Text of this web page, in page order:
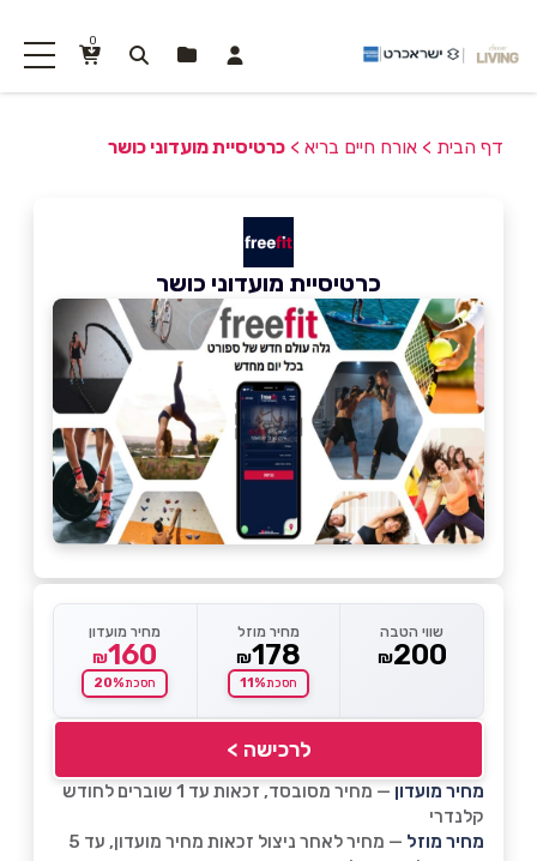
0
דף הבית > אורח חיים בריא > כרטיסיית מועדוני כושר
כרטיסיית מועדוני כושר
שווי הטבה
₪200
מחיר מוזל
₪178
חסכת11%
מחיר מועדון
₪160
חסכת20%
לרכישה >
מחיר מועדון
— מחיר מסובסד, זכאות עד 1 שוברים לחודש
קלנדרי
מחיר מוזל
— מחיר לאחר ניצול זכאות מחיר מועדון, עד 5